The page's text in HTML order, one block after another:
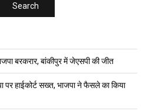
बरकरार, बांकीपुर में जेएसपी की जीत
पर हाईकोर्ट सख्त, भाजपा ने फैसले का किया